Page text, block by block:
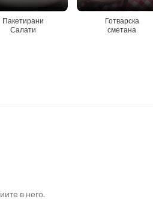
Пакетирани
Салати
Готварска
сметана
в него.